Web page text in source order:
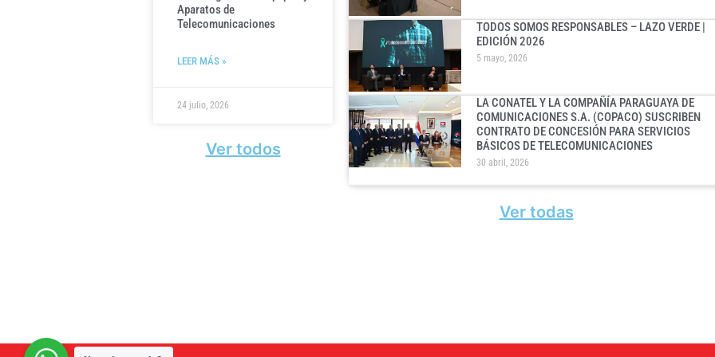
Aparatos de
Telecomunicaciones
LEER MÁS »
24 julio, 2026
Ver todos
TODOS SOMOS RESPONSABLES – LAZO VERDE |
EDICIÓN 2026
5 mayo, 2026
LA CONATEL Y LA COMPAÑÍA PARAGUAYA DE
COMUNICACIONES S.A. (COPACO) SUSCRIBEN
CONTRATO DE CONCESIÓN PARA SERVICIOS
BÁSICOS DE TELECOMUNICACIONES
30 abril, 2026
Ver todas